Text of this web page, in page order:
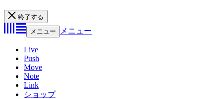
終了する
メニュー
メニュー
Live
Push
Move
Note
Link
ショップ